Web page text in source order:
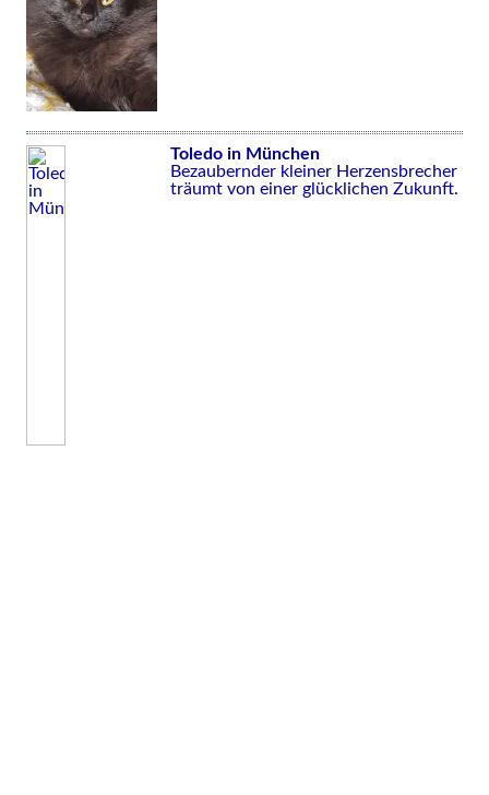
Toledo in München
Bezaubernder kleiner Herzensbrecher
träumt von einer glücklichen Zukunft.